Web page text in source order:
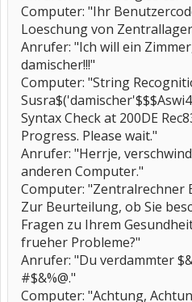
Computer: "Ihr
Loeschung von
Anrufer: "Ich will ein
damischer!!!"
Computer: "String
Syntax Check at 200DE
Progress. Please wait."
Anrufer: "Herrje,
anderen Computer."
Computer: "Zentralrechner
Zur Beurteilung, ob Sie
Fragen zu Ihrem
frueher Probleme?"
Anrufer: "Du verdammter
#$&%@."
Computer: "Achtung,